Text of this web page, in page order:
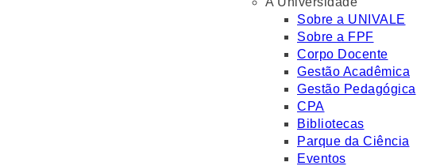
Sobre a UNIVALE
Sobre a FPF
Corpo Docente
Gestão Acadêmica
Gestão Pedagógica
CPA
Bibliotecas
Parque da Ciência
Eventos